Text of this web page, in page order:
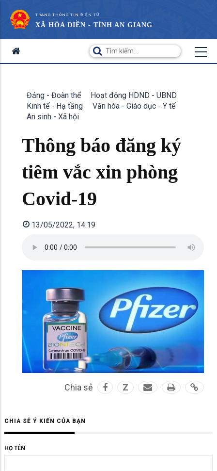
TRANG THÔNG TIN ĐIỆN TỬ
XÃ HÒA ĐIỀN - TỈNH AN GIANG
Đảng - Đoàn thể
Hoạt động HDND - UBND
Kinh tế - Hạ tầng
Văn hóa - Giáo dục - Y tế
An sinh - Xã hội
Thông báo đăng ký
tiêm vắc xin phòng
Covid-19
13/05/2022, 14:19
Chia sẻ Z
CHIA SẺ Ý KIẾN CỦA BẠN
HỌ TÊN